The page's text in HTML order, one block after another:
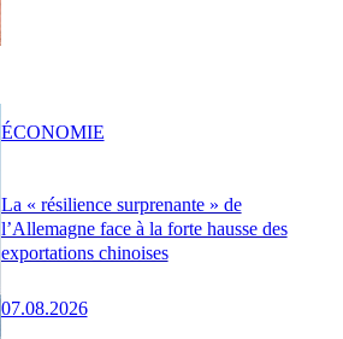
La « résilience surprenante » de
l’Allemagne face à la forte hausse des
exportations chinoises
07.08.2026
ÉCONOMIE